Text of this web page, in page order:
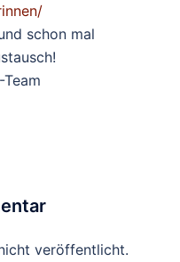
schon mal
veröffentlicht.